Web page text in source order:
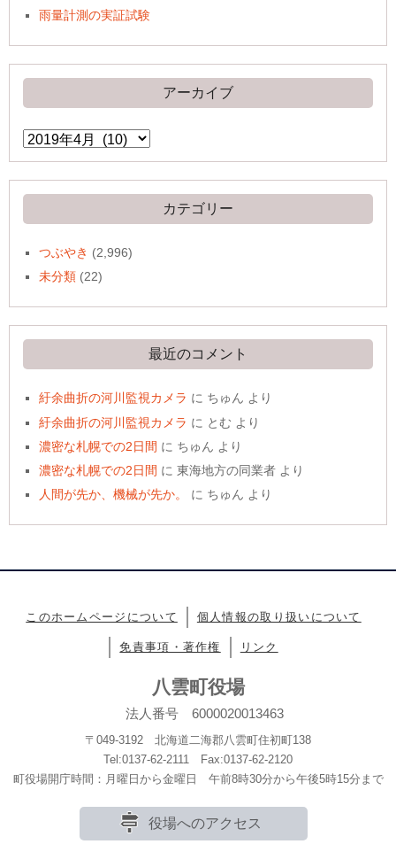
雨量計測の実証試験
アーカイブ
ア
ー
イ
ブ
カテゴリー
つぶやき (2,996)
未分類 (22)
最近のコメント
紆余曲折の河川監視カメラ に ちゅん より
紆余曲折の河川監視カメラ に とむ より
濃密な札幌での2日間 に ちゅん より
濃密な札幌での2日間 に東海地方の同業者 より
人間が先か、機械が先か。
に ちゅん より
このホームページについて 個人情報の取り扱いについて
免責事項・著作権 リンク
八雲町役場
法人番号 6000020013463
〒049-3192 北海道二海郡八雲町住初町138
Tel:0137-62-2111 Fax:0137-62-2120
町役場開庁時間：月曜日から金曜日 午前8時30分から午後5時15分まで
役場へのアクセス